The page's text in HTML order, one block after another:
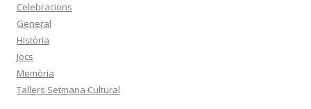
Celebracions
General
Història
Jocs
Memòria
Tallers Setmana Cultural